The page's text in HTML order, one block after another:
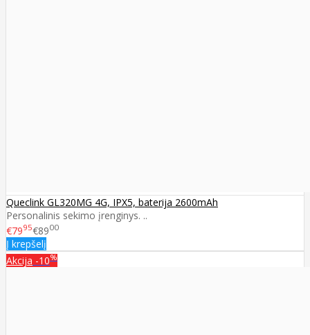
Queclink GL320MG 4G, IPX5, baterija 2600mAh
Personalinis sekimo įrenginys. ..
€7995€8900
Į krepšelį
Akcija -10%